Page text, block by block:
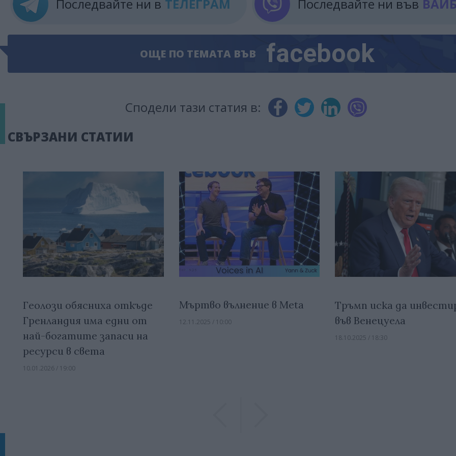
Последвайте ни в ТЕЛЕГРАМ Последвайте ни във
ОЩЕ ПО ТЕМАТА ВЪВ facebook
Сподели тази статия в:
СВЪРЗАНИ СТАТИИ
Геолози обясниха откъде
Гренландия има едни от
най-богатите запаси на
ресурси в света
10.01.2026 / 19:00
Мъртво вълнение в Meta
12.11.2025 / 10:00
Тръмп иска да
във Венецуела
18.10.2025 / 18:30